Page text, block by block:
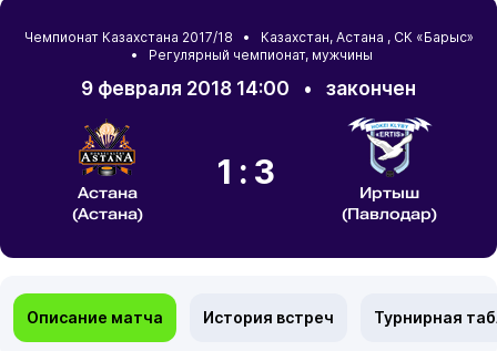
Чемпионат Казахстана 2017/18 • Казахстан, Астана , СК «Барыс»
• Регулярный чемпионат, мужчины
9 февраля 2018 14:00 • закончен
Астана
(Астана)
1:3
Иртыш
(Павлодар)
Описание матча История встреч Турнирная